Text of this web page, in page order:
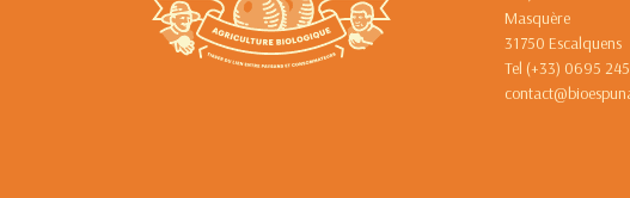
Masquère
31750 Escalquens
Tel (+33) 0695